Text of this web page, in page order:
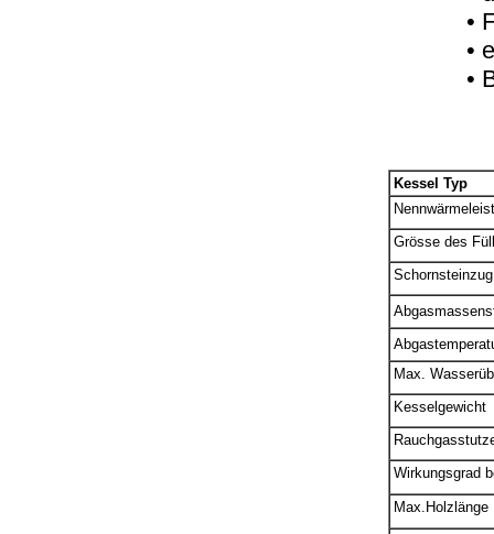
•
•
•
Kessel Typ
Grösse des
Schornsteinzug
Max.
Kesselgewicht
Wirkungsgrad
Max.Holzlänge